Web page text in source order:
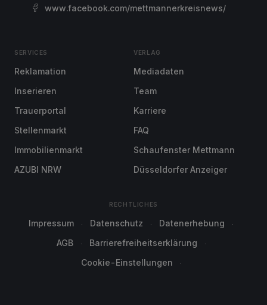
www.facebook.com/mettmannerkreisnews/
SERVICES
Reklamation
Inserieren
Trauerportal
Stellenmarkt
Immobilienmarkt
AZUBI NRW
VERLAG
Mediadaten
Team
Karriere
FAQ
Schaufenster Mettmann
Düsseldorfer Anzeiger
RECHTLICHES
Impressum Datenschutz
Datenerhebung
AGB
Barrierefreiheitserklärung
Cookie-Einstellungen